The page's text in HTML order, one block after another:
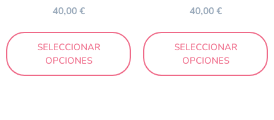
40,00€
SELECCIONAR
OPCIONES
40,00€
SELECCIONAR
OPCIONES